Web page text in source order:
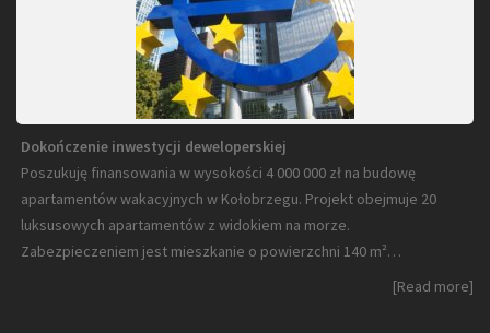
Dokończenie inwestycji deweloperskiej
Poszukuję finansowania w wysokości 4 000 000 zł na budowę
apartamentów wakacyjnych w Kołobrzegu. Projekt obejmuje 20
luksusowych apartamentów z widokiem na morze.
Zabezpieczeniem jest mieszkanie o powierzchni 140 m²…
[Read more]